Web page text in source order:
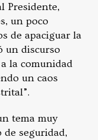
Presidente,
un poco
de apaciguar la
un discurso
la comunidad
un caos
tema muy
de seguridad,